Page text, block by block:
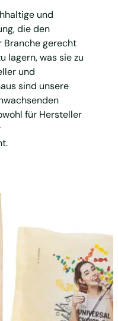
und
die den
Branche gerecht
lagern, was sie zu
und
sind unsere
für Hersteller